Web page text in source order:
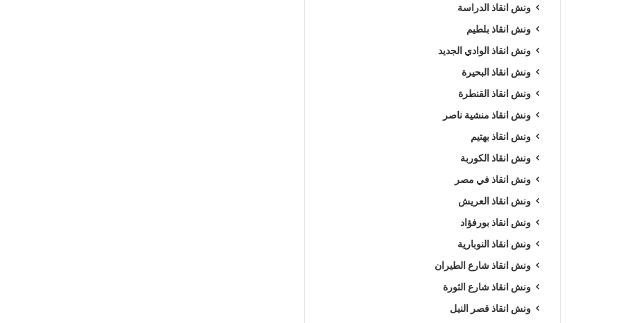
ونش انقاذ الدراسة
ونش انقاذ بلطيم
ونش انقاذ الوادي الجديد
ونش انقاذ البحيرة
ونش انقاذ القنطرة
ونش انقاذ منشية ناصر
ونش انقاذ بهتيم
ونش انقاذ الكوربة
ونش انقاذ في مصر
ونش انقاذ العريش
ونش انقاذ بورفؤاد
ونش انقاذ النوبارية
ونش انقاذ شارع الطيران
ونش انقاذ شارع الثورة
ونش انقاذ قصر النيل